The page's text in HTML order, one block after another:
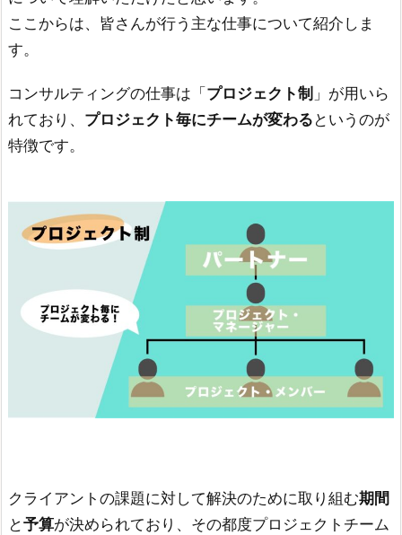
ここからは、皆さんが行う主な仕事について紹介しま
す。
コンサルティングの仕事は「 プロジェクト制 」が用いら
れており、 プロジェクト毎にチームが変わる というのが
特徴です。
クライアントの課題に対して解決のために取り組む期間
と予算が決められており、その都度プロジェクトチーム